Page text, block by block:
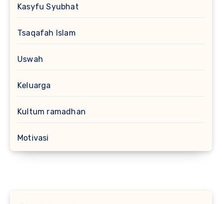
Kasyfu Syubhat
Tsaqafah Islam
Uswah
Keluarga
Kultum ramadhan
Motivasi